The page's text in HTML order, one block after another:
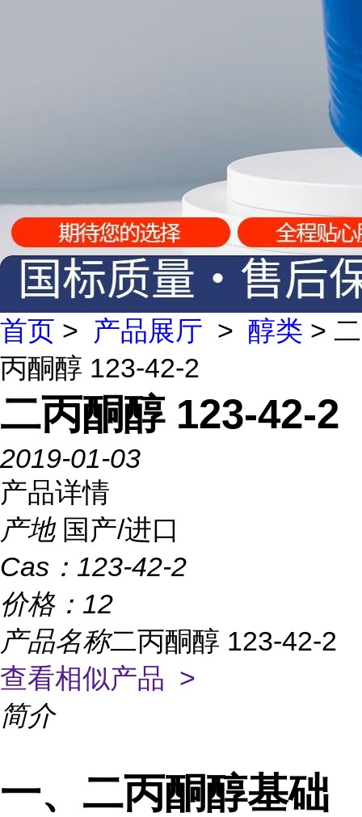
首页 > 产品展厅 > 醇类 > 二
丙酮醇 123-42-2
二丙酮醇 123-42-2
2019-01-03
产品详情
产地 国产/进口
Cas： 123-42-2
价格： 12
产品名称二丙酮醇 123-42-2
查看相似产品 >
简介
一、二丙酮醇基础